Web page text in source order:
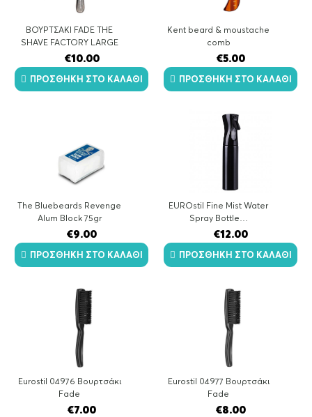
ΒΟΥΡΤΣΑΚΙ FADE THE
SHAVE FACTORY LARGE
€10.00
ΠΡΟΣΘΉΚΗ ΣΤΟ ΚΑΛΆΘΙ
Kent beard & moustache
comb
€5.00
ΠΡΟΣΘΉΚΗ ΣΤΟ ΚΑΛΆΘΙ
The Bluebeards Revenge
Alum Block 75gr
€9.00
ΠΡΟΣΘΉΚΗ ΣΤΟ ΚΑΛΆΘΙ
EUROstil Fine Mist Water
Spray Bottle…
€12.00
ΠΡΟΣΘΉΚΗ ΣΤΟ ΚΑΛΆΘΙ
Eurostil 04976 Βουρτσάκι
Fade
€7.00
Eurostil 04977 Βουρτσάκι
Fade
€8.00